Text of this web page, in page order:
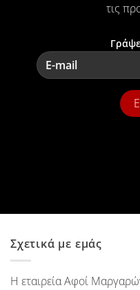
τις
Σχετικά με εμάς
Η εταιρεία Αφοί